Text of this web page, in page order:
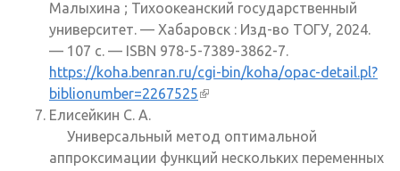
Малыхина ; Тихоокеанский государственный
университет. — Хабаровск : Изд-во ТОГУ, 2024.
— 107 с. — ISBN 978-5-7389-3862-7.
https://koha.benran.ru/cgi-bin/koha/opac-detail.pl?
biblionumber=2267525(внешняя ссылка)
Елисейкин С. А.
Универсальный метод оптимальной
аппроксимации функций нескольких переменных